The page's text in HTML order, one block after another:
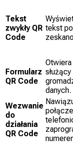
Tekst
zwykły QR
Code
tekst po
Formularz
QR Code
danych.
Wezwanie
do
działania
QR Code